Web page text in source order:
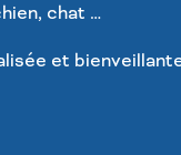
chat …
et